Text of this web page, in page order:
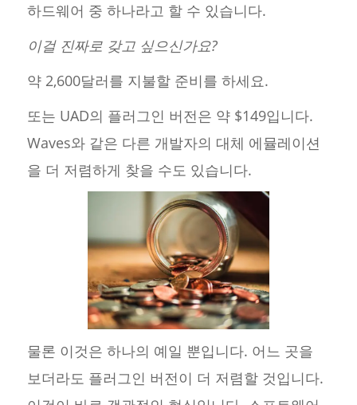
하드웨어 중 하나라고 할 수 있습니다.
이걸 진짜로 갖고 싶으신가요?
약 2,600달러를 지불할 준비를 하세요.
또는 UAD의 플러그인 버전은 약 $149입니다.
Waves와 같은 다른 개발자의 대체 에뮬레이션
을 더 저렴하게 찾을 수도 있습니다.
물론 이것은 하나의 예일 뿐입니다. 어느 곳을
보더라도 플러그인 버전이 더 저렴할 것입니다.